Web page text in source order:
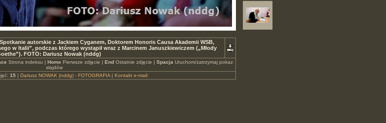
autorskie z Jackiem Cyganem, Doktorem Honoris Causa Akademii WSB,
w Italii”, podczas którego wystąpił wraz z Marcinem Januszkiewiczem („Młody
FOTO: Dariusz Nowak (nddg)
Strona indeksu | Home Pierwsze zdjęcie | EndOstatnie zdjęcie | Spacja Uruchom/zatrzymaj pokaz
slajdów
15| Dariusz NOWAK (nddg) - FOTOGRAFIA| Kontakt e-mail: